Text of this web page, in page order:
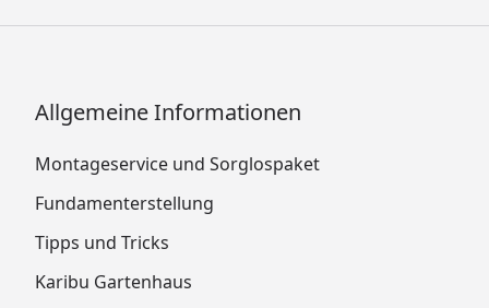
Allgemeine Informationen
Montageservice und Sorglospaket
Fundamenterstellung
Tipps und Tricks
Karibu Gartenhaus